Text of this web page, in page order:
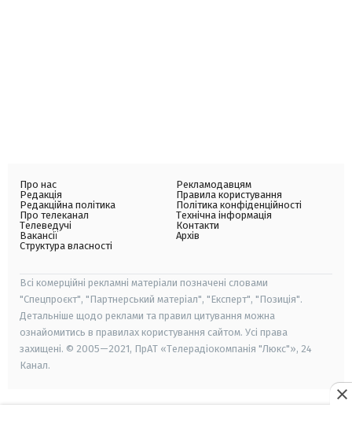
Про нас
Редакція
Редакційна політика
Про телеканал
Телеведучі
Вакансії
Структура власності
Рекламодавцям
Правила користування
Політика конфіденційності
Технічна інформація
Контакти
Архів
Всі комерційні рекламні матеріали позначені словами
"Спецпроєкт", "Партнерський матеріал", "Експерт", "Позиція".
Детальніше щодо реклами та правил цитування можна
ознайомитись в правилах користування сайтом. Усі права
захищені. © 2005—2021, ПрАТ «Телерадіокомпанія "Люкс"», 24
Канал.